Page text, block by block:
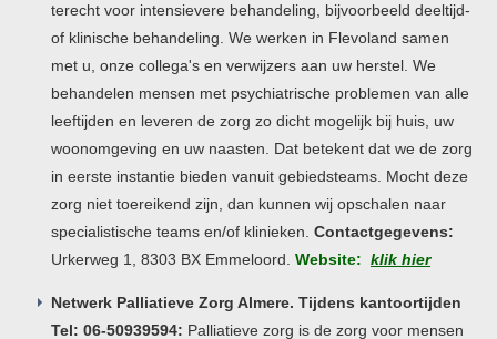
terecht voor intensievere behandeling, bijvoorbeeld deeltijd-
of klinische behandeling. We werken in Flevoland samen
met u, onze collega's en verwijzers aan uw herstel. We
behandelen mensen met psychiatrische problemen van alle
leeftijden en leveren de zorg zo dicht mogelijk bij huis, uw
woonomgeving en uw naasten. Dat betekent dat we de zorg
in eerste instantie bieden vanuit gebiedsteams. Mocht deze
zorg niet toereikend zijn, dan kunnen wij opschalen naar
specialistische teams en/of klinieken. Contactgegevens:
Urkerweg 1, 8303 BX Emmeloord. Website: klik hier
Netwerk Palliatieve Zorg Almere. Tijdens kantoortijden
Tel: 06-50939594: Palliatieve zorg is de zorg voor mensen